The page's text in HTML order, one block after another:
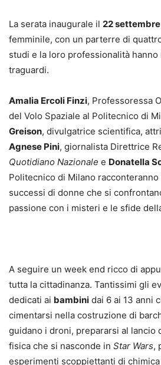
La serata inaugurale il 22 settembre
femminile, con un parterre di
studi e la loro professionalità
traguardi.
Amalia Ercoli Finzi, Professoressa
del Volo Spaziale al Politecnico di
Greison, divulgatrice scientifica,
Agnese Pini, giornalista Direttrice
Quotidiano Nazionale e Donatella
Politecnico di Milano
successi di donne che si
passione con i misteri e le sfide
A seguire un week end ricco di
tutta la cittadinanza. Tantissimi gli
dedicati ai bambini dai 6 ai 13 anni
cimentarsi nella costruzione di
guidano i droni, prepararsi al lancio
fisica che si nasconde in Star Wars,
esperimenti scoppiettanti di